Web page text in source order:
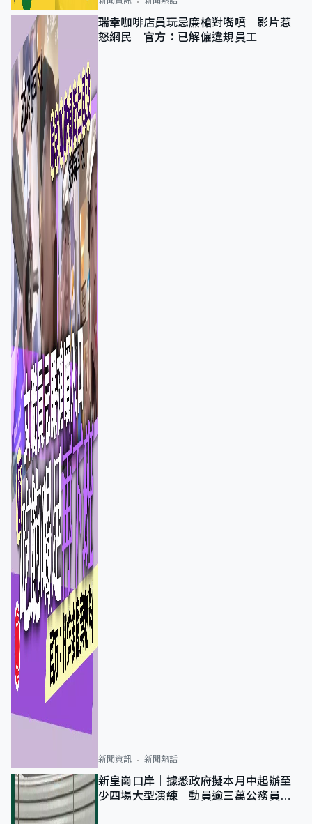
瑞幸咖啡店員玩忌廉槍對嘴噴 影片惹
怒網民 官方：已解僱違規員工
新聞資訊 新聞熱話
新皇崗口岸｜據悉政府擬本月中起辦至
少四場大型演練 動員逾三萬公務員人